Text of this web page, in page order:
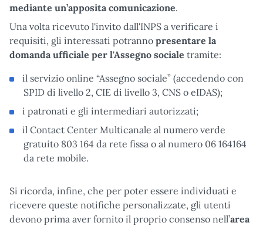
mediante un’apposita comunicazione.
Una volta ricevuto l'invito dall'INPS a verificare i
requisiti, gli interessati potranno presentare la
domanda ufficiale per l'Assegno sociale tramite:
il servizio online “Assegno sociale” (accedendo con
SPID di livello 2, CIE di livello 3, CNS o eIDAS);
i patronati e gli intermediari autorizzati;
il Contact Center Multicanale al numero verde
gratuito 803 164 da rete fissa o al numero 06 164164
da rete mobile.
Si ricorda, infine, che per poter essere individuati e
ricevere queste notifiche personalizzate, gli utenti
devono prima aver fornito il proprio consenso nell’area